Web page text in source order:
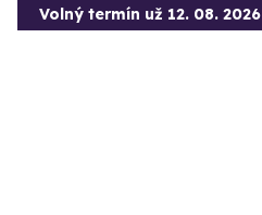
Volný termín už 12. 08. 2026